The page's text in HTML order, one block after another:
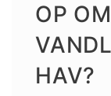
OP
HAV?